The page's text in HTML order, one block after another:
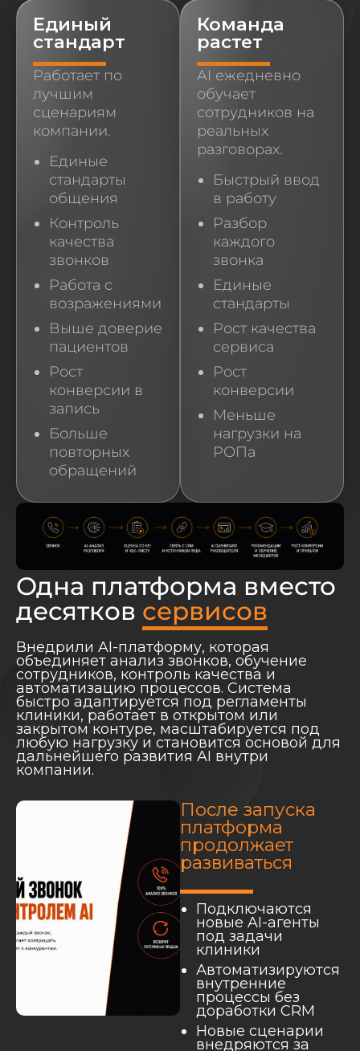
Единый
стандарт
Работает по
лучшим
сценариям
компании.
Единые
стандарты
общения
Контроль
качества
звонков
Работа с
возражениями
Выше доверие
пациентов
Рост
конверсии в
запись
Больше
повторных
обращений
Команда
растет
AI ежедневно
обучает
сотрудников на
реальных
разговорах.
Быстрый ввод
в работу
Разбор
каждого
звонка
Единые
стандарты
Рост качества
сервиса
Рост
конверсии
Меньше
нагрузки на
РОПа
Одна платформа вместо
десятков сервисов
Внедрили AI-платформу, которая
объединяет анализ звонков, обучение
сотрудников, контроль качества и
автоматизацию процессов. Система
быстро адаптируется под регламенты
клиники, работает в открытом или
закрытом контуре, масштабируется под
любую нагрузку и становится основой для
дальнейшего развития AI внутри
компании.
После запуска
платформа
продолжает
развиваться
Подключаются
новые AI-агенты
под задачи
клиники
Автоматизируются
внутренние
процессы без
доработки CRM
Новые сценарии
внедряются за